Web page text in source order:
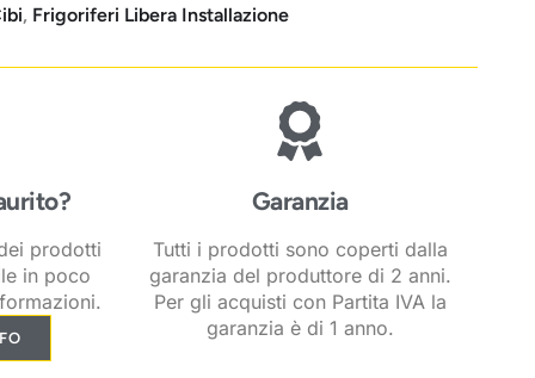
, Frigoriferi Libera Installazione
prodotti
in poco
Garanzia
Tutti i prodotti sono coperti dalla
garanzia del produttore di 2 anni.
Per gli acquisti con Partita IVA la
garanzia è di 1 anno.